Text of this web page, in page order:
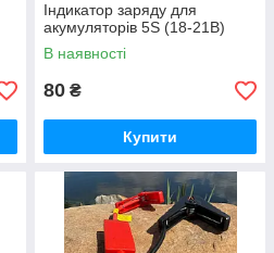
Індикатор заряду для
акумуляторів 5S (18-21В)
В наявності
80 ₴
Купити